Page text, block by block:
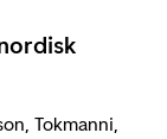
Tokmanni,